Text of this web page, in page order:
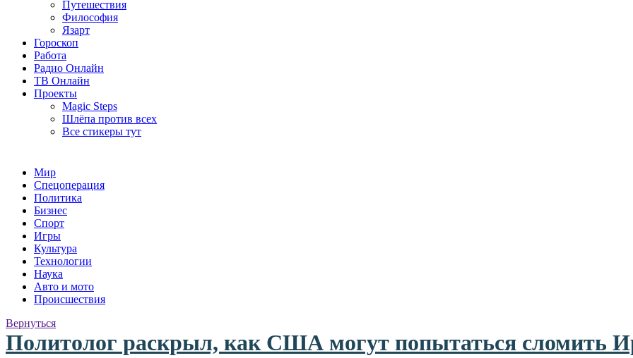
Путешествия
Философия
Язарт
Гороскоп
Работа
Радио Онлайн
ТВ Онлайн
Проекты
Magic Steps
Шлёпа против всех
Все стикеры тут
Мир
Спецоперация
Политика
Бизнес
Спорт
Игры
Культура
Технологии
Наука
Авто и мото
Происшествия
Вернуться
Политолог раскрыл, как США могут попытаться сломить